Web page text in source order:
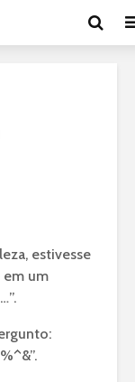
estivesse
em um